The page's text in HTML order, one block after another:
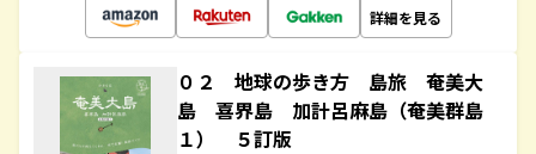
詳細を見る
０２ 地球の歩き方 島旅 奄美大
島 喜界島 加計呂麻島（奄美群島
１） ５訂版